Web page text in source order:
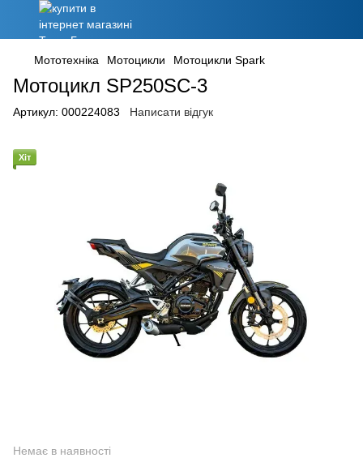
Мототехніка Мотоцикли Мотоцикли Spark
Мотоцикл SP250SC-3
Артикул: 000224083 Написати відгук
Хіт
Немає в наявності